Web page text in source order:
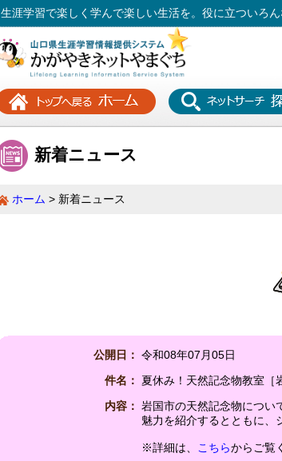
生涯学習で楽しく学んで楽しい生活を。役に立ついろん
新着ニュース
ホーム 新着ニュース
公開日： 令和08年07月05日
件名： 夏休み！天然記念物教室［
内容： 岩国市の天然記念物につい
魅力を紹介するとともに、
※詳細は、 こちらからご覧